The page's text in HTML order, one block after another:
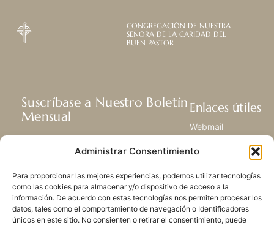
Administrar Consentimiento
Para proporcionar las mejores experiencias, podemos utilizar tecnologías
como las cookies para almacenar y/o dispositivo de acceso a la
información. De acuerdo con estas tecnologías nos permiten procesar los
datos, tales como el comportamiento de navegación o Identificadores
únicos en este sitio. No consienten o retirar el consentimiento, puede
CONGREGACIÓN DE NUESTRA
SEÑORA DE LA CARIDAD DEL
BUEN PASTOR
Suscríbase a Nuestro Boletín
Mensual
nuestra vida, la misión y ministerios de
SUSCRIBIRSE
Enlaces útiles
Webmail
Centro de Recursos
Mapa del sitio